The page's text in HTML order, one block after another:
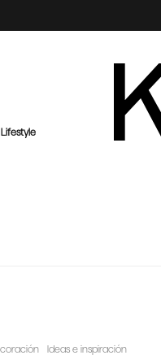
Lifestyle
Ideas e inspiración